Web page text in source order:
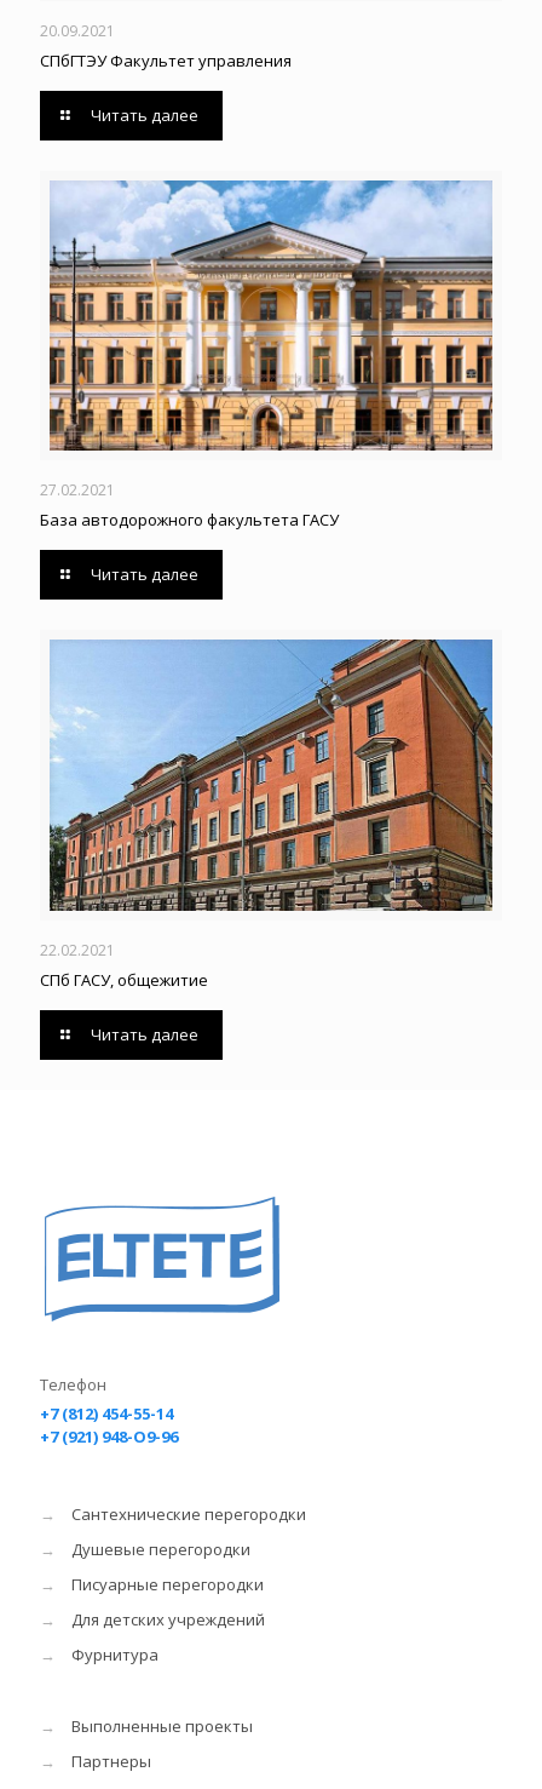
20.09.2021
СПбГТЭУ Факультет управления
Читать далее
27.02.2021
База автодорожного факультета ГАСУ
Читать далее
22.02.2021
СПб ГАСУ, общежитие
Читать далее
Телефон
+7 (812) 454-55-14
+7 (921) 948-O9-96
→
Сантехнические перегородки
→
Душевые перегородки
→
Писуарные перегородки
→
Для детских учреждений
→
Фурнитура
→
Выполненные проекты
→
Партнеры